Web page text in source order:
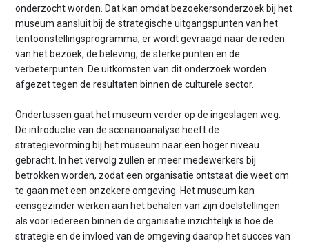
onderzocht worden. Dat kan omdat bezoekersonderzoek bij het
museum aansluit bij de strategische uitgangspunten van het
tentoonstellingsprogramma; er wordt gevraagd naar de reden
van het bezoek, de beleving, de sterke punten en de
verbeterpunten. De uitkomsten van dit onderzoek worden
afgezet tegen de resultaten binnen de culturele sector.
Ondertussen gaat het museum verder op de ingeslagen weg.
De introductie van de scenarioanalyse heeft de
strategievorming bij het museum naar een hoger niveau
gebracht. In het vervolg zullen er meer medewerkers bij
betrokken worden, zodat een organisatie ontstaat die weet om
te gaan met een onzekere omgeving. Het museum kan
eensgezinder werken aan het behalen van zijn doelstellingen
als voor iedereen binnen de organisatie inzichtelijk is hoe de
strategie en de invloed van de omgeving daarop het succes van